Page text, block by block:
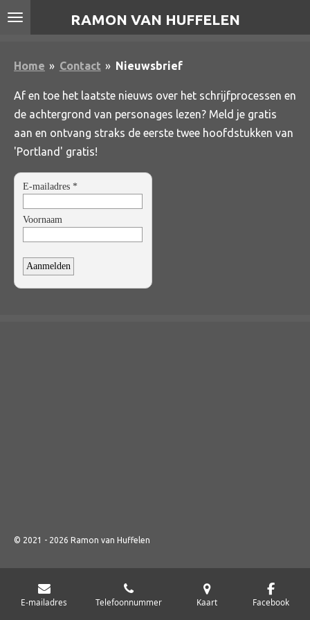
Ga
direct
de
hoofdinhoud
RAMON VAN HUFFELEN
Home » Contact » Nieuwsbrief
Af en toe het laatste nieuws over het schrijfprocessen en
de achtergrond van personages lezen? Meld je gratis
aan en ontvang straks de eerste twee hoofdstukken van
'Portland' gratis!
© 2021 - 2026 Ramon van Huffelen
E-mailadres Telefoonnummer Kaart Facebook